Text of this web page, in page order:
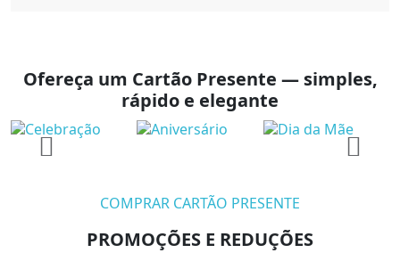
Ofereça um Cartão Presente — simples,
rápido e elegante
COMPRAR CARTÃO PRESENTE
PROMOÇÕES E REDUÇÕES